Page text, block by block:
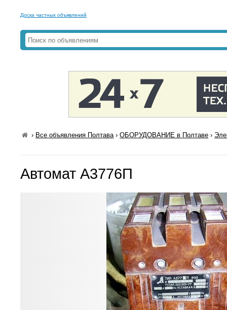
Доска частных объявлений
› Все объявления Полтава›ОБОРУДОВАНИЕ в Полтаве ›
Автомат А3776П